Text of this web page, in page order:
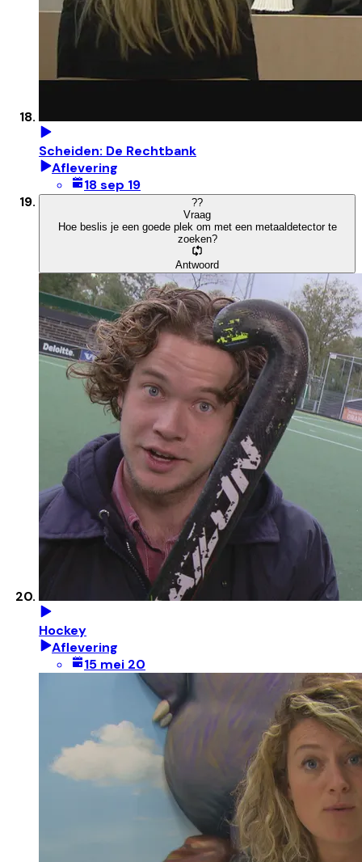
Scheiden: De Rechtbank
Aflevering
18 sep 19
??
Vraag
Hoe beslis je een goede plek om met een metaaldetector te
zoeken?
Antwoord
Hockey
Aflevering
15 mei 20